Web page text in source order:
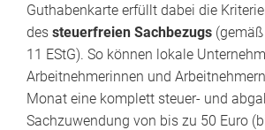
Guthabenkarte erfüllt dabei die
des steuerfreien Sachbezugs
11 EStG). So können lokale
Arbeitnehmerinnen und
Monat eine komplett steuer- und
Sachzuwendung von bis zu 50 Euro